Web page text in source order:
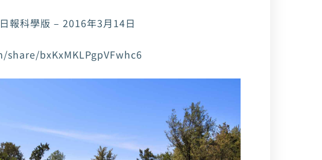
報科學版 – 2016年3月14日
bxKxMKLPgpVFwhc6